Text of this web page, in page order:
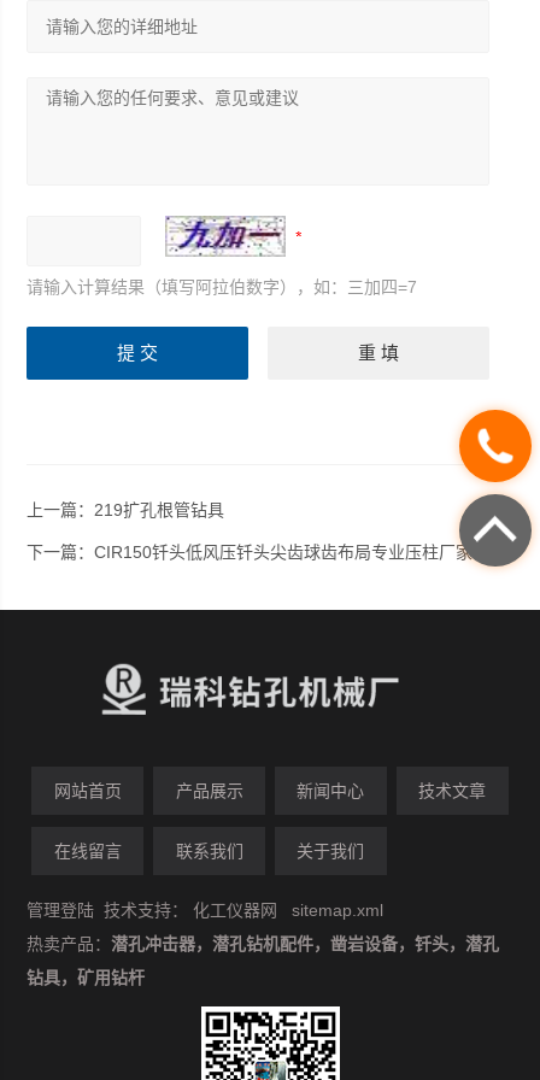
请输入计算结果（填写阿拉伯数字），如：三加四=7
上一篇： 219扩孔根管钻具
下一篇：CIR150钎头低风压钎头尖齿球齿布局专业压柱厂家
网站首页 产品展示 新闻中心 技术文章
在线留言 联系我们 关于我们
管理登陆 技术支持：化工仪器网
sitemap.xml
热卖产品：潜孔冲击器，潜孔钻机配件，凿岩设备，钎头，潜孔
钻具，矿用钻杆